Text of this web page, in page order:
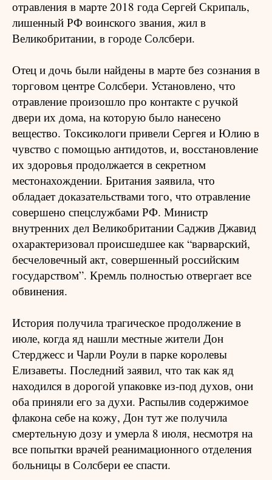
отравления в марте 2018 года Сергей Скрипаль,
лишенный РФ воинского звания, жил в
Великобритании, в городе Солсбери.
Отец и дочь были найдены в марте без сознания в
торговом центре Солсбери. Установлено, что
отравление произошло про контакте с ручкой
двери их дома, на которую было нанесено
вещество. Токсикологи привели Сергея и Юлию в
чувство с помощью антидотов, и, восстановление
их здоровья продолжается в секретном
местонахождении. Британия заявила, что
обладает доказательствами того, что отравление
совершено спецслужбами РФ. Министр
внутренних дел Великобритании Саджив Джавид
охарактеризовал происшедшее как “варварский,
бесчеловечный акт, совершенный российским
государством”. Кремль полностью отвергает все
обвинения.
История получила трагическое продолжение в
июле, когда яд нашли местные жители Дон
Стерджесс и Чарли Роули в парке королевы
Елизаветы. Последний заявил, что так как яд
находился в дорогой упаковке из-под духов, они
оба приняли его за духи. Распылив содержимое
флакона себе на кожу, Дон тут же получила
смертельную дозу и умерла 8 июля, несмотря на
все попытки врачей реанимационного отделения
больницы в Солсбери ее спасти.